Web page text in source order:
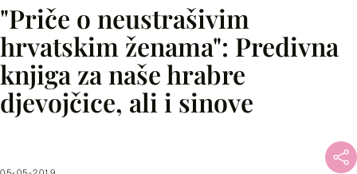
"Priče o neustrašivim
hrvatskim ženama": Predivna
knjiga za naše hrabre
djevojčice, ali i sinove
Facebook
X